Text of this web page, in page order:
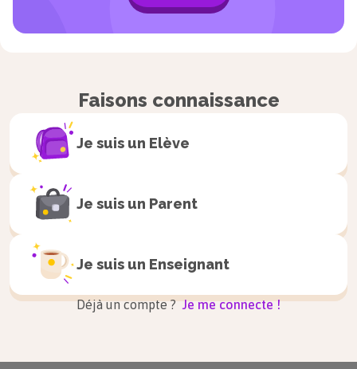
Faisons connaissance
Je suis un Elève
Je suis un Parent
Je suis un Enseignant
Déjà un compte ? Je me connecte !